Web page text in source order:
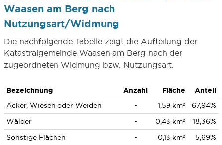
Waasen am Berg nach
Nutzungsart/Widmung
Die nachfolgende Tabelle zeigt die Aufteilung der
Katastralgemeinde Waasen am Berg nach der
zugeordneten Widmung bzw. Nutzungsart.
Bezeichnung Anzahl Fläche
Anteil
Äcker, Wiesen oder Weiden
- 1,59 km²
67,94%
Wälder
- 0,43 km²
18,36%
Sonstige Flächen
- 0,13 km² 5,69%